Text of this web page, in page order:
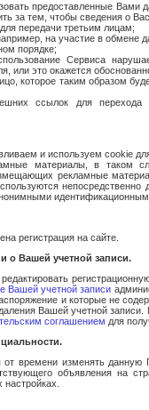
предоставленные
за тем, чтобы сведения о
передачи третьим лицам;
на участие в обмене
порядке;
Сервиса
или это окажется
которое таким образом
ссылок для
и используем cookie
материалы, в таком
рекламные
регистрация на сайте.
о Вашей учетной записи.
Вашей учетной записи
и которые не
Вашей учетной
соглашением для
времени изменять
объявления на